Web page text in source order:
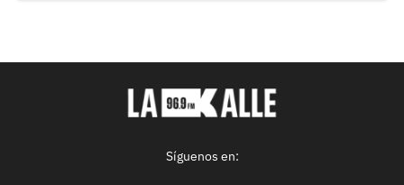
Síguenos en: